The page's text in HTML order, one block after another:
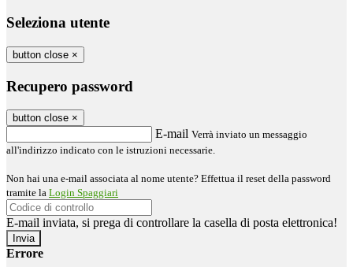
Seleziona utente
button close ×
Recupero password
button close ×
E-mail Verrà inviato un messaggio
all'indirizzo indicato con le istruzioni necessarie.
Non hai una e-mail associata al nome utente? Effettua il reset della password
tramite la Login Spaggiari
E-mail inviata, si prega di controllare la casella di posta elettronica!
Errore